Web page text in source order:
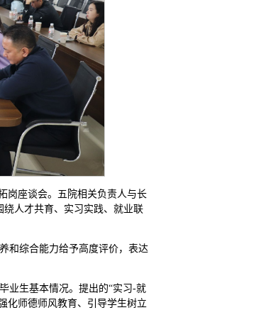
岗座谈会。五院相关负责人与长
人才共育、实习实践、就业联
和综合能力给予高度评价，表达
业生基本情况。提出的“实习-就
化师德师风教育、引导学生树立